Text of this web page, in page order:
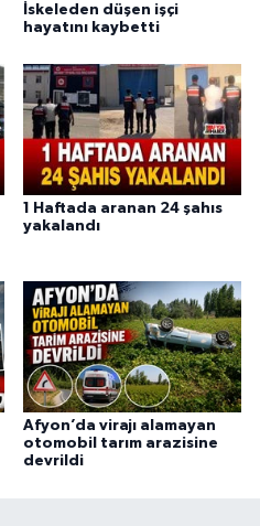
İskeleden düşen işçi
hayatını kaybetti
1 Haftada aranan 24 şahıs
yakalandı
Afyon’da virajı alamayan
otomobil tarım arazisine
devrildi